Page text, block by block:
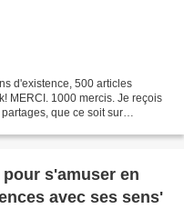
d'existence, 500 articles
MERCI. 1000 mercis. Je reçois
que ce soit sur
s'amuser en
avec ses sens'